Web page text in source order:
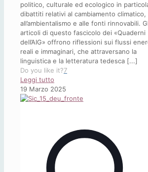
politico, culturale ed ecologico in
dibattiti relativi al cambiamento climatico,
all’ambientalismo e alle fonti rinnovabili.
articoli di questo fascicolo dei «Quaderni
dell’AIG» offrono riflessioni sui flussi
reali e immaginari, che attraversano la
linguistica e la letteratura tedesca [...]
Do you like it?7
Leggi tutto
Studi
Germanici
dell’AIG,
6
(2023-
2024)
19 Marzo 2025